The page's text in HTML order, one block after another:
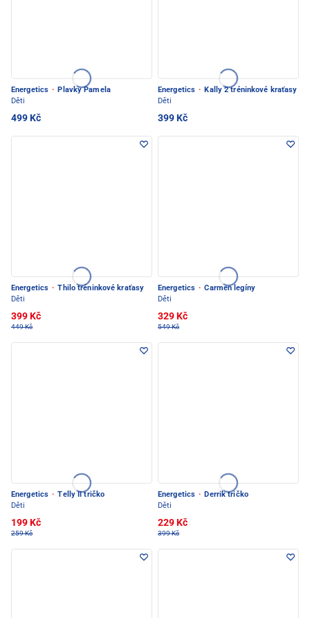
Energetics · Plavky Pamela
Děti
499 Kč
Energetics · Kally 2 tréninkové kraťasy
Děti
399 Kč
Energetics · Thilo tréninkové kraťasy
Děti
399 Kč
449 Kč
Energetics · Carmen legíny
Děti
329 Kč
549 Kč
Energetics · Telly II tričko
Děti
199 Kč
259 Kč
Energetics · Derrik tričko
Děti
229 Kč
399 Kč